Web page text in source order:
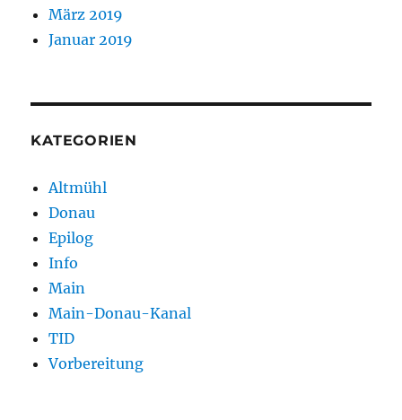
März 2019
Januar 2019
KATEGORIEN
Altmühl
Donau
Epilog
Info
Main
Main-Donau-Kanal
TID
Vorbereitung